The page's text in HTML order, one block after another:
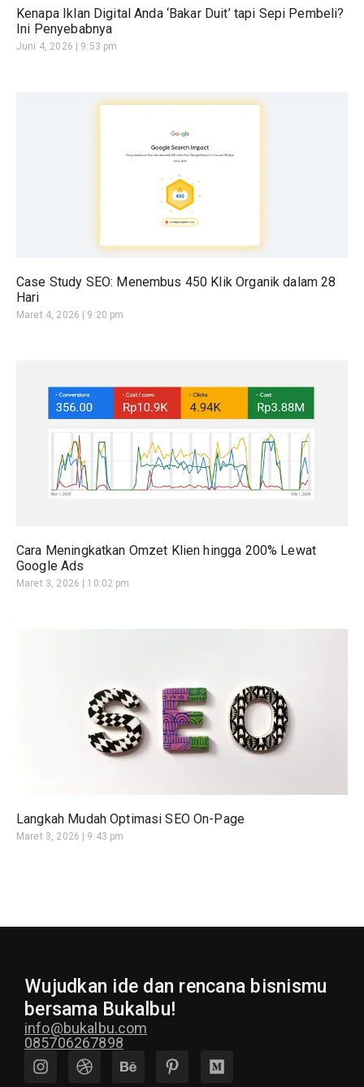
Kenapa Iklan Digital Anda ‘Bakar Duit’ tapi Sepi Pembeli?
Ini Penyebabnya
Juni 4, 2026 9:53 pm
Case Study SEO: Menembus 450 Klik Organik dalam 28
Hari
Maret 4, 2026 9:20 pm
Cara Meningkatkan Omzet Klien hingga 200% Lewat
Google Ads
Maret 3, 2026 10:02 pm
Langkah Mudah Optimasi SEO On-Page
Maret 3, 2026 9:43 pm
Wujudkan ide dan rencana bisnismu
bersama Bukalbu!
info@bukalbu.com
085706267898